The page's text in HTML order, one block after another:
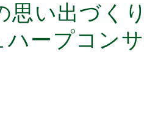
思い出づく
ハープコン